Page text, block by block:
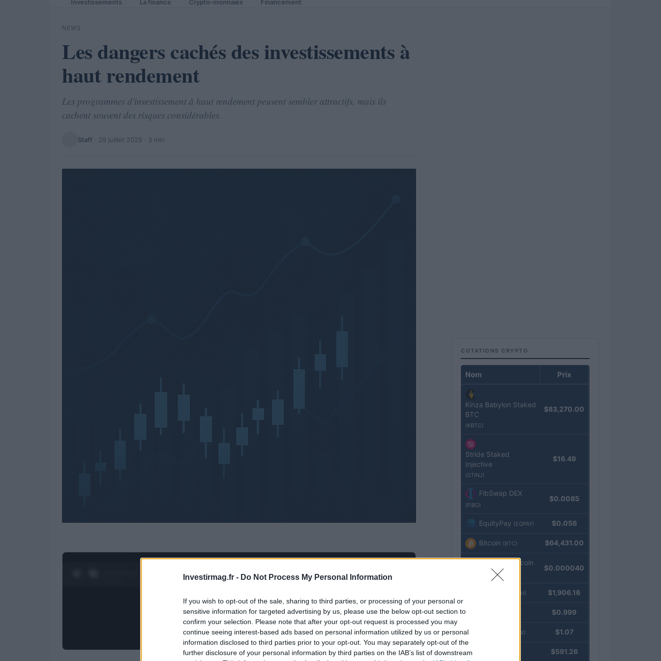
Investirmag.fr - Do Not Process My Personal Information
If you wish to opt-out of the sale, sharing to third parties, or processing of your personal or
sensitive information for targeted advertising by us, please use the below opt-out section to
confirm your selection. Please note that after your opt-out request is processed you may
continue seeing interest-based ads based on personal information utilized by us or personal
information disclosed to third parties prior to your opt-out. You may separately opt-out of the
further disclosure of your personal information by third parties on the IAB’s list of downstream
Investissements La finance Crypto-monnaies Financement
NEWS
Les dangers cachés des investissements à
haut rendement
Les programmes d'investissement à haut rendement peuvent sembler attractifs, mais ils
cachent souvent des risques considérables.
Staff · 29 juillet 2025 · 3 min
1 POWERED BYAdhub Media
COTATIONS CRYPTO
Nom Prix
Kinza Babylon Staked
BTC
(KBTC)
$83,270.00
Stride Staked
Injective
(STINJ)
$16.49
FibSwap DEX
(FIBO)
$0.0085
EquityPay (EQPAY) $0.056
Bitcoin (BTC) $64,431.00
VNST Stablecoin
$0.000040
(ETH) $1,906.16
$0.999
(USDEX) $1.07
$591.26